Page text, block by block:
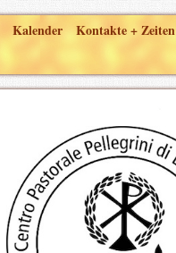
Kalender
Kontakte + Zeiten